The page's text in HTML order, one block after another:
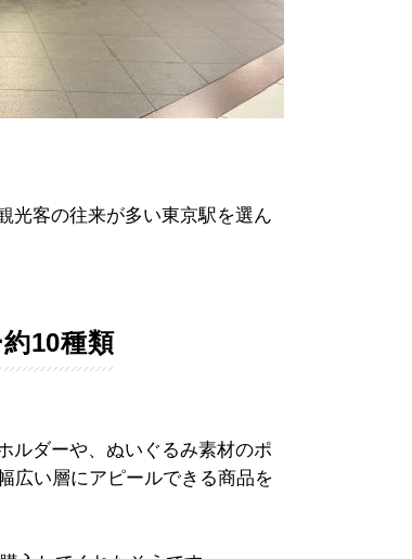
光客の往来が多い東京駅を選ん
10種類
ルダーや、ぬいぐるみ素材のポ
広い層にアピールできる商品を